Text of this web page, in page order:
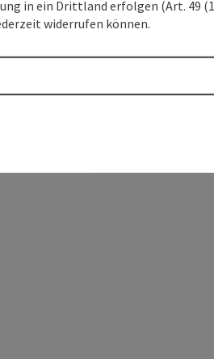
in ein Drittland erfolgen (Art. 49
widerrufen können.